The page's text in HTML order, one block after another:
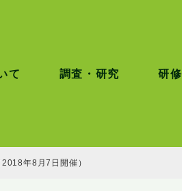
て 調査・研究 研修
年8月7日開催）